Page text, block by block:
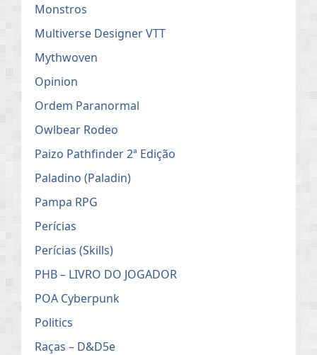
Monstros
Multiverse Designer VTT
Mythwoven
Opinion
Ordem Paranormal
Owlbear Rodeo
Paizo Pathfinder 2ª Edição
Paladino (Paladin)
Pampa RPG
Perícias
Perícias (Skills)
PHB – LIVRO DO JOGADOR
POA Cyberpunk
Politics
Raças – D&D5e